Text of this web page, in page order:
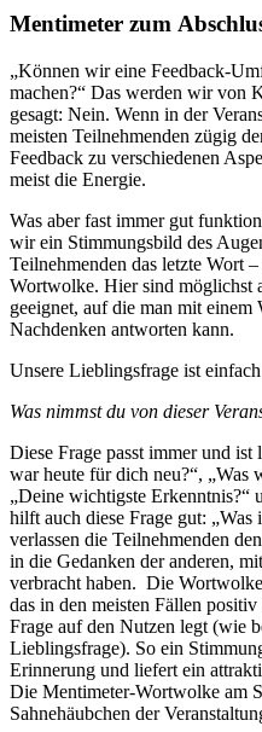
Mentimeter zum
„Können wir eine Feedback-
machen?“ Das werden wir von
gesagt: Nein. Wenn in der
meisten Teilnehmenden zügig
Feedback zu verschiedenen
meist die Energie.
Was aber fast immer gut
wir ein Stimmungsbild des
Teilnehmenden das letzte Wort
Wortwolke. Hier sind möglichst
geeignet, auf die man mit einem
Nachdenken antworten kann.
Unsere Lieblingsfrage ist
Was nimmst du von dieser
Diese Frage passt immer und ist
war heute für dich neu?“, „Was
„Deine wichtigste Erkenntnis?“
hilft auch diese Frage gut: „Was
verlassen die Teilnehmenden
in die Gedanken der anderen,
verbracht haben. Die
das in den meisten Fällen
Frage auf den Nutzen legt (wie
Lieblingsfrage). So ein
Erinnerung und liefert ein
Die Mentimeter-Wortwolke am
Sahnehäubchen der